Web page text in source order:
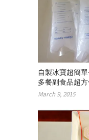
自製冰寶超簡
多餐副食品超
March 9, 2015